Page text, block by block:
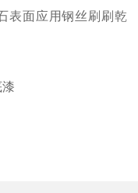
表面应用钢丝刷刷乾